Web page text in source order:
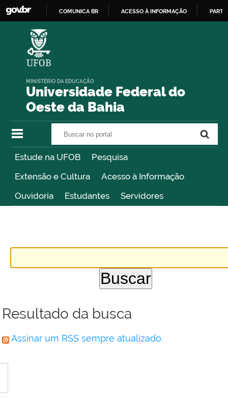
COMUNICA BR ACESSO À INFORMAÇÃO
Universidade Federal do
Oeste da Bahia
MINISTÉRIO DA EDUCAÇÃO
Estude na UFOB
Pesquisa
Extensão e Cultura
Acesso à Informação
Ouvidoria
Estudantes Servidores
Resultado da busca
Assinar um RSS sempre atualizado.